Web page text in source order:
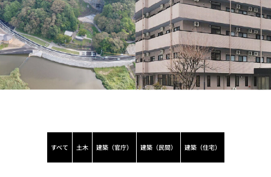
すべて 土木 建築（官庁） 建築（民間） 建築（住宅）